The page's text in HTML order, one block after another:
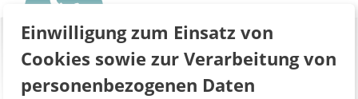
Einwilligung zum Einsatz von
Cookies sowie zur Verarbeitung von
personenbezogenen Daten